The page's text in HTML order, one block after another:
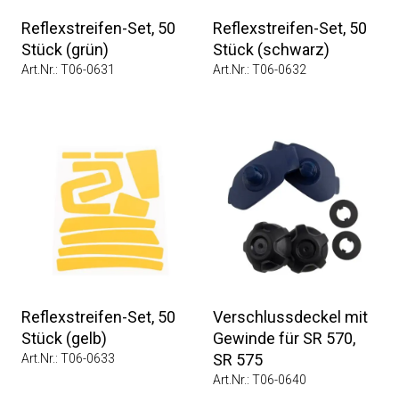
Reflexstreifen-Set, 50
Stück (grün)
Art.Nr.: T06-0631
Reflexstreifen-Set, 50
Stück (schwarz)
Art.Nr.: T06-0632
Reflexstreifen-Set, 50
Stück (gelb)
Art.Nr.: T06-0633
Verschlussdeckel mit
Gewinde für SR 570,
SR 575
Art.Nr.: T06-0640